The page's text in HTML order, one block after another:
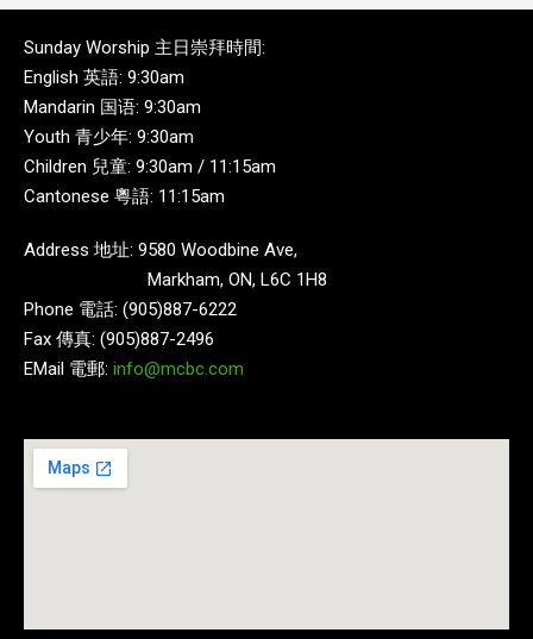
Sunday Worship 主日崇拜時間:
English 英語: 9:30am
Mandarin 国语: 9:30am
Youth 青少年: 9:30am
Children 兒童: 9:30am / 11:15am
Cantonese 粵語: 11:15am
Address 地址: 9580 Woodbine Ave,
Markham, ON, L6C 1H8
Phone 電話: (905)887-6222
Fax 傳真: (905)887-2496
EMail 電郵: info@mcbc.com